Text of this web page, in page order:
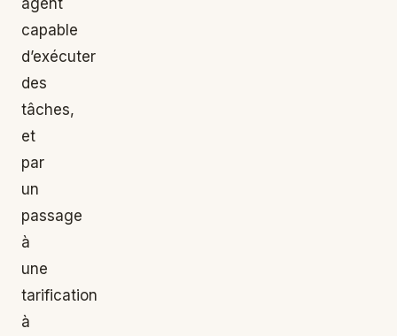
capable
d’exécuter
des
tâches,
et
par
un
passage
à
une
tarification
à